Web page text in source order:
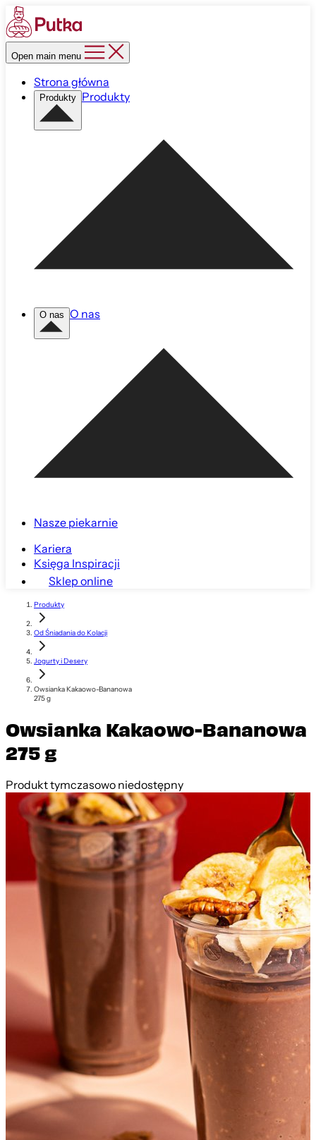
Open main menu
Strona główna
Produkty Produkty
O nas O nas
Nasze piekarnie
Kariera
Księga Inspiracji
Sklep online
Produkty
Od Śniadania do Kolacji
Jogurty i Desery
Owsianka Kakaowo-Bananowa
275 g
Owsianka Kakaowo-Bananowa
275 g
Produkt tymczasowo niedostępny